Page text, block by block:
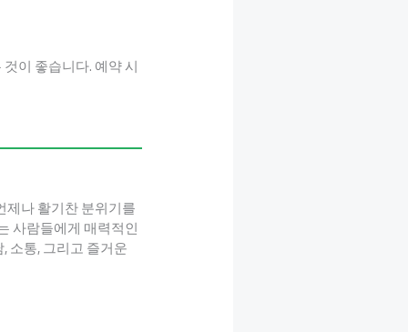
이 좋습니다. 예약 시
제나 활기찬 분위기를
사람들에게 매력적인
소통, 그리고 즐거운